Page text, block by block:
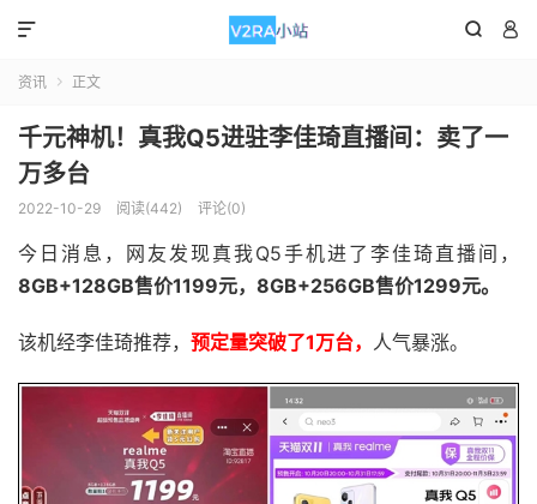
 

资讯  正文
千元神机！真我Q5进驻李佳琦直播间：卖了一
万多台
2022-10-29 阅读(442) 评论(0)
今日消息，网友发现真我Q5手机进了李佳琦直播间，
8GB+128GB售价1199元，8GB+256GB售价1299元。
该机经李佳琦推荐， 预定量突破了1万台， 人气暴涨。